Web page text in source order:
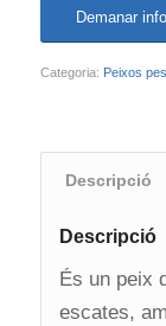
Demanar
Categoria: Peixos
Descripció
Descripció
És un peix
escates,